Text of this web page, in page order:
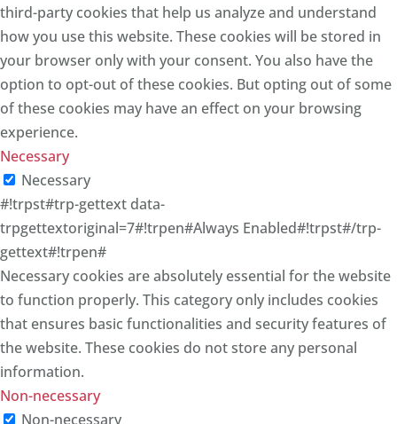
third-party cookies that help us analyze and understand
how you use this website. These cookies will be stored in
your browser only with your consent. You also have the
option to opt-out of these cookies. But opting out of some
of these cookies may have an effect on your browsing
experience.
Necessary
Necessary
#!trpst#trp-gettext data-
trpgettextoriginal=7#!trpen#Always Enabled#!trpst#/trp-
gettext#!trpen#
Necessary cookies are absolutely essential for the website
to function properly. This category only includes cookies
that ensures basic functionalities and security features of
the website. These cookies do not store any personal
information.
Non-necessary
Non-necessary